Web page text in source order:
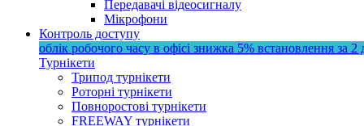
Передавачі відеосигналу
Мікрофони
Контроль доступу
облік робочого часу в офісі знижка 5% встановлення за 2
Турнікети
Трипод турнікети
Роторні турнікети
Повноростові турнікети
FREEWAY турнікети